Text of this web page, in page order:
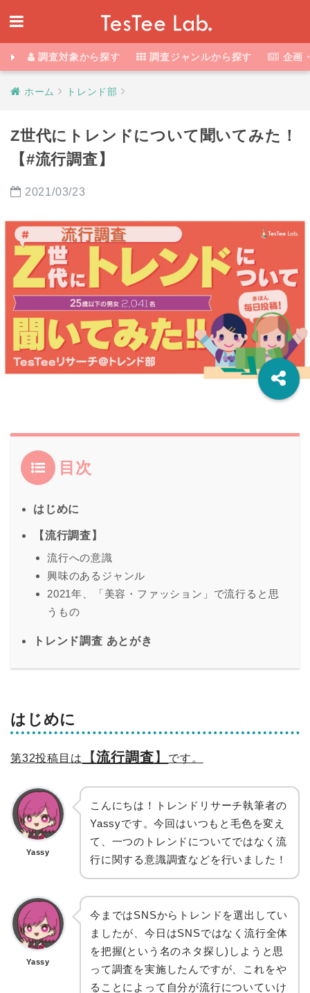
調査対象から探す 調査ジャンルから探す 企画
ホーム トレンド部
Z世代にトレンドについて聞いてみた！
【#流行調査】
2021/03/23
目次
はじめに
【流行調査】
流行への意識
興味のあるジャンル
2021年、「美容・ファッション」で流行ると思
うもの
トレンド調査 あとがき
はじめに
第32投稿目は 【流行調査】 です。
Yassy
こんにちは！トレンドリサーチ執筆者の
Yassyです。今回はいつもと毛色を変え
て、一つのトレンドについてではなく流
行に関する意識調査などを行いました！
Yassy
今まではSNSからトレンドを選出してい
ましたが、今日はSNSではなく流行全体
を把握(という名のネタ探し)しようと思
って調査を実施したんですが、これをや
ることによって自分が流行についていけ